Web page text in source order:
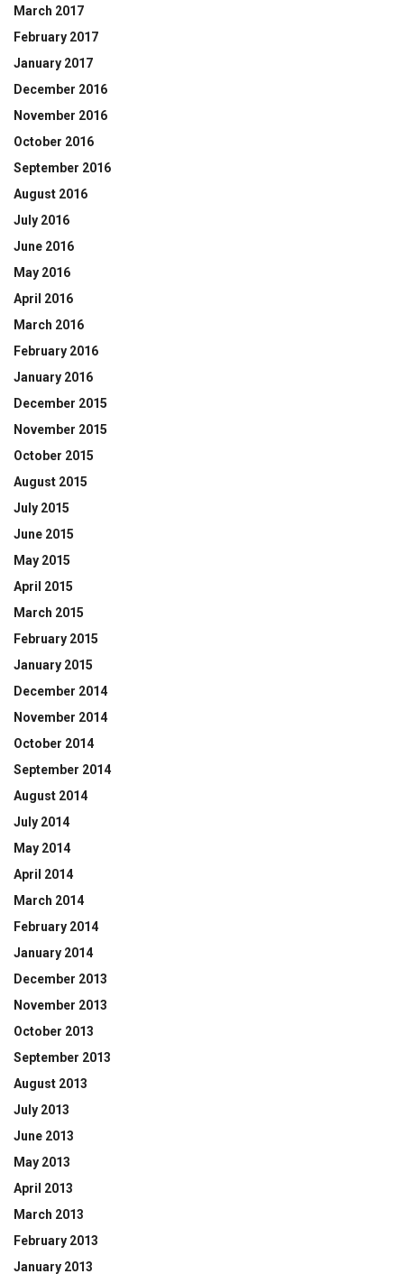
March 2017
February 2017
January 2017
December 2016
November 2016
October 2016
September 2016
August 2016
July 2016
June 2016
May 2016
April 2016
March 2016
February 2016
January 2016
December 2015
November 2015
October 2015
August 2015
July 2015
June 2015
May 2015
April 2015
March 2015
February 2015
January 2015
December 2014
November 2014
October 2014
September 2014
August 2014
July 2014
May 2014
April 2014
March 2014
February 2014
January 2014
December 2013
November 2013
October 2013
September 2013
August 2013
July 2013
June 2013
May 2013
April 2013
March 2013
February 2013
January 2013